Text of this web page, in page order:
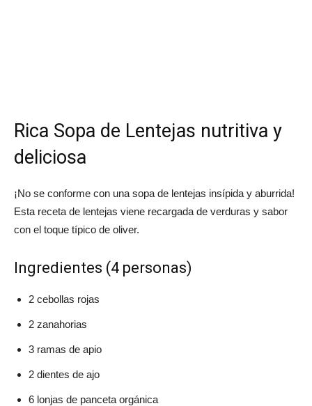
Rica Sopa de Lentejas nutritiva y
deliciosa
¡No se conforme con una sopa de lentejas insípida y aburrida!
Esta receta de lentejas viene recargada de verduras y sabor
con el toque típico de oliver.
Ingredientes (4 personas)
2 cebollas rojas
2 zanahorias
3 ramas de apio
2 dientes de ajo
6 lonjas de panceta orgánica